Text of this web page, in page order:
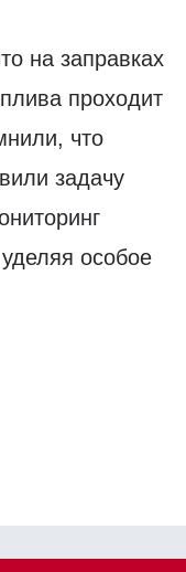
на заправках
проходит
что
задачу
особое